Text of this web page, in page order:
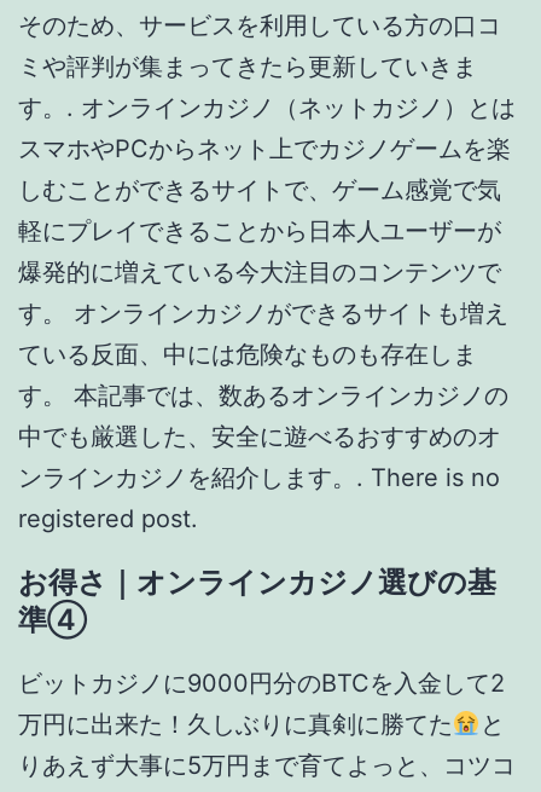
ている反面、中には危険なものも存在しま
す。 本記事では、数あるオンラインカジノの
中でも厳選した、安全に遊べるおすすめのオ
ンラインカジノを紹介します。. There is no
registered post.
お得さ｜オンラインカジノ選びの基
準④
ビットカジノに9000円分のBTCを入金して2
万円に出来た！久しぶりに真剣に勝てた
と
りあえず大事に5万円まで育てよっと、コツコ
ツと。. オンラインカジノを楽しんでいる多く
の方は「儲けたい！」「稼ぎたい！」という
ょうか。では、実際オンラインカジノは儲か
るのでしょうか？. 出金は早いほど安心なの
で、最低でも24時間以内に出金してくれるサ
ービスを選びましょう。. 皆様がそのような
方々の一員になり、大勝利を納めることをお